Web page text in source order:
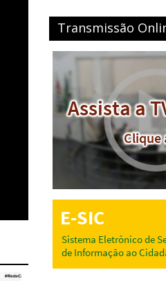
Transmissão